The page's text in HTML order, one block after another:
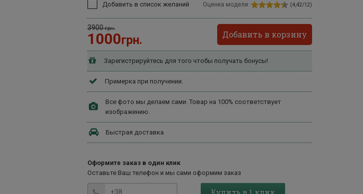
Добавить в список желаний Оценка модели: (4,42/12)
3900грн.
1000грн. Добавить в корзину
Зарегистрируйтесь для того чтобы получать бонусы!
Примерка при получении.
Все фото мы делаем сами. Товар на 100% соответствует
изображению.
Быстрая доставка
Оформите заказ в один клик
Оставьте Ваш телефон и мы сами оформим заказ
Купить в 1 клик